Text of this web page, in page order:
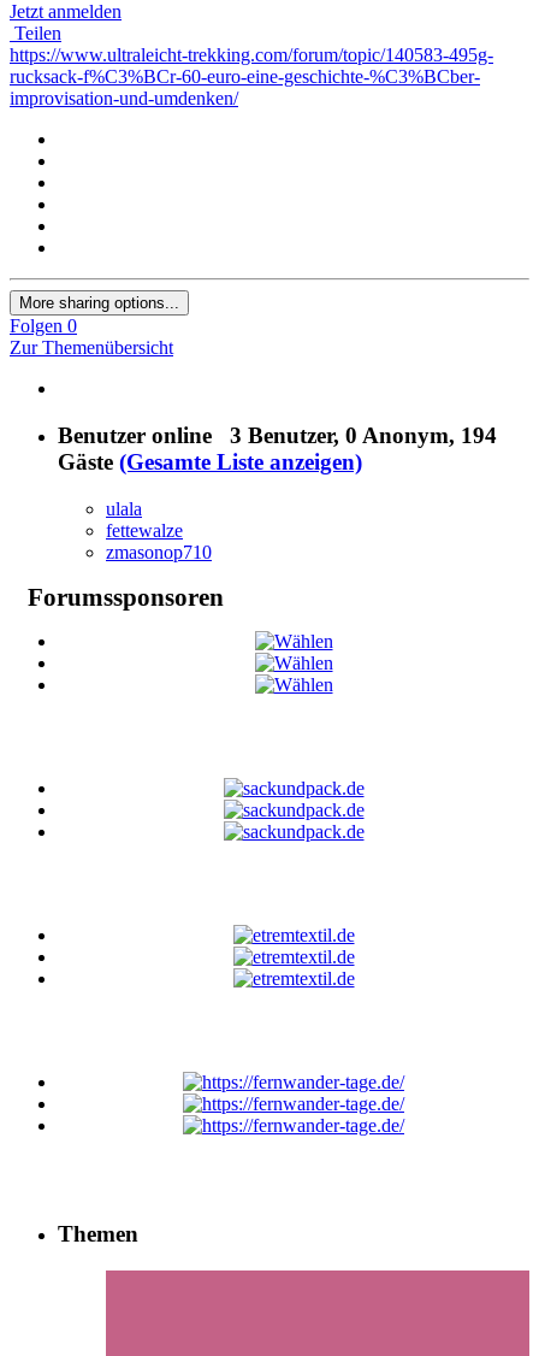
Jetzt anmelden
Teilen
https://www.ultraleicht-trekking.com/forum/topic/140583-495g-
rucksack-f%C3%BCr-60-euro-eine-geschichte-%C3%BCber-
improvisation-und-umdenken/
More sharing options...
Folgen 0
Zur Themenübersicht
Benutzer online 3 Benutzer, 0 Anonym, 194
Gäste (Gesamte Liste anzeigen)
ulala
fettewalze
zmasonop710
Forumssponsoren
Themen